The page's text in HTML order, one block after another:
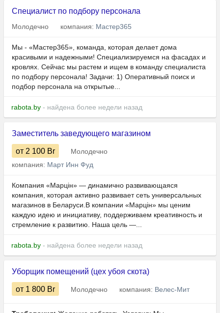
Специалист по подбору персонала
Молодечно компания: Мастер365
Мы - «Мастер365», команда, которая делает дома
красивыми и надежными! Специализируемся на фасадах и
кровлях. Сейчас мы растем и ищем в команду специалиста
по подбору персонала! Задачи: 1) Оперативный поиск и
подбор персонала на открытые...
rabota.by - найдена более недели назад
Заместитель заведующего магазином
от 2 100 Br
Молодечно
компания: Март Инн Фуд
Компания «Марцін» — динамично развивающаяся
компания, которая активно развивает сеть универсальных
магазинов в Беларуси.В компании «Марцін» мы ценим
каждую идею и инициативу, поддерживаем креативность и
стремление к развитию. Наша цель —...
rabota.by - найдена более недели назад
Уборщик помещений (цех убоя скота)
от 1 800 Br Молодечно компания: Велес-Мит